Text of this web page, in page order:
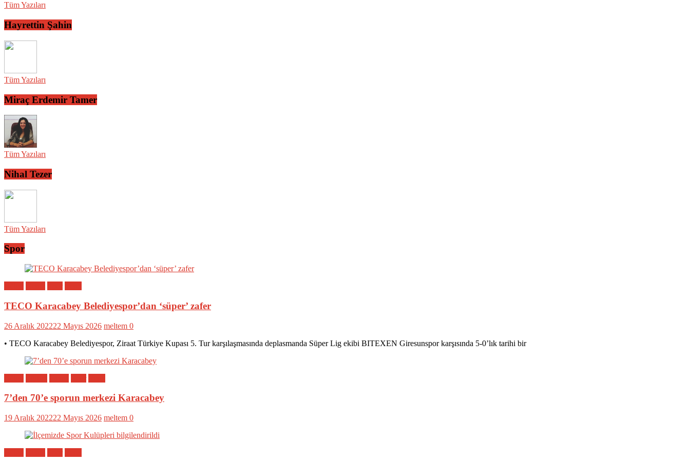
Tüm Yazıları
Hayrettin Şahin
Tüm Yazıları
Miraç Erdemir Tamer
Tüm Yazıları
Nihal Tezer
Tüm Yazıları
Spor
TECO Karacabey Belediyespor’dan ‘süper’ zafer
26 Aralık 202222 Mayıs 2026 meltem 0
• TECO Karacabey Belediyespor, Ziraat Türkiye Kupası 5. Tur karşılaşmasında deplasmanda Süper Lig ekibi BITEXEN Giresunspor karşısında 5-0’lık tarihi bir
7’den 70’e sporun merkezi Karacabey
19 Aralık 202222 Mayıs 2026 meltem 0